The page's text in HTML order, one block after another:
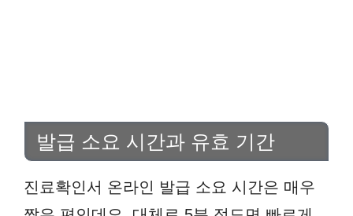
발급 소요 시간과 유효 기간
진료확인서 온라인 발급 소요 시간은 매우